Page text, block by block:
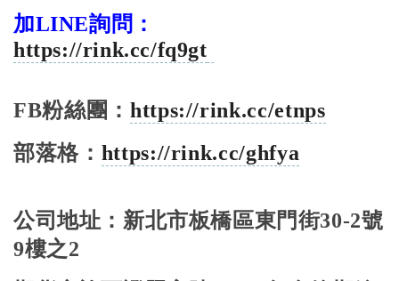
加LINE詢問：
https://rink.cc/fq9gt
FB粉絲團： https://rink.cc/etnps
部落格： https://rink.cc/ghfya
公司地址：新北市板橋區東門街30-2號
9樓之2